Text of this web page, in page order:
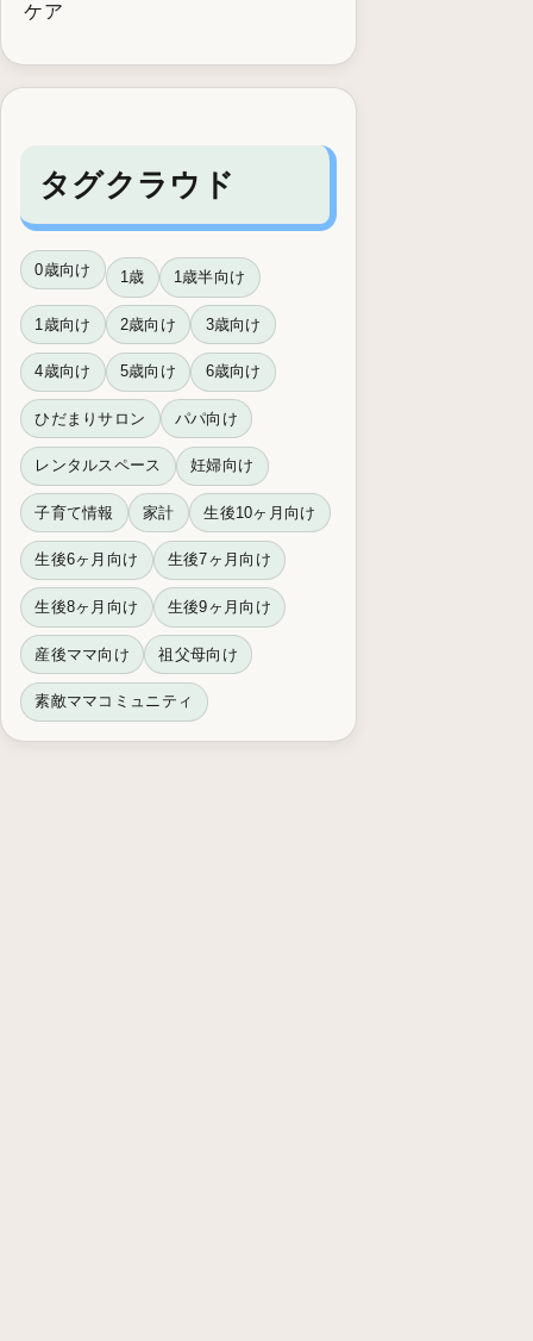
ケア
タグクラウド
0歳向け 1歳 1歳半向け
1歳向け 2歳向け 3歳向け
4歳向け 5歳向け 6歳向け
ひだまりサロン パパ向け
レンタルスペース 妊婦向け
子育て情報 家計 生後10ヶ月向け
生後6ヶ月向け 生後7ヶ月向け
生後8ヶ月向け 生後9ヶ月向け
産後ママ向け 祖父母向け
素敵ママコミュニティ